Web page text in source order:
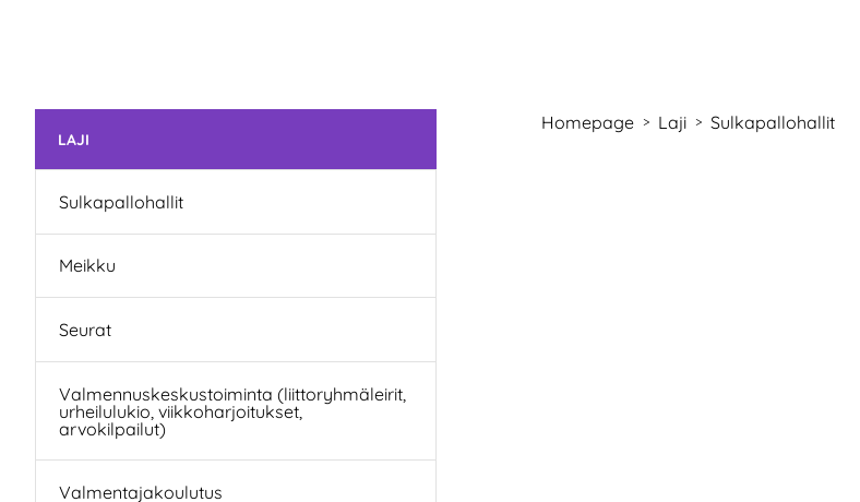
Homepage > Laji > Sulkapallohallit
Skip subnavigation
LAJI
Sulkapallohallit
Meikku
Seurat
Valmennuskeskustoiminta (liittoryhmäleirit,
urheilulukio, viikkoharjoitukset,
arvokilpailut)
Valmentajakoulutus